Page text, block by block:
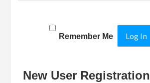
Remember Me
New User Registration